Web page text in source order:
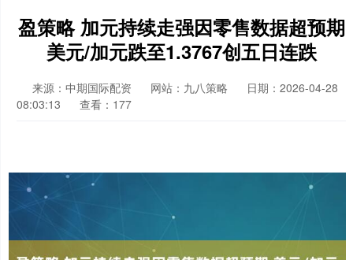
盈策略 加元持续走强因零售数据超预期
美元/加元跌至1.3767创五日连跌
来源：中期国际配资 网站：九八策略
日期：2026-04-28
08:03:13
查看：177